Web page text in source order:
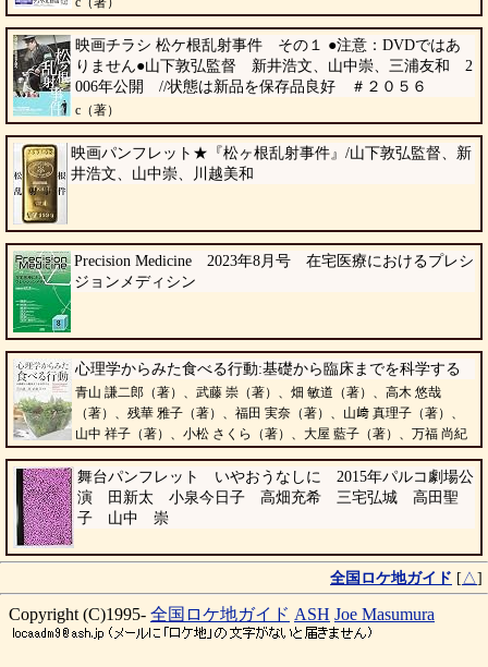
映画チラシ 松ケ根乱射事件 その１ ●注意：DVDではあ
りません●山下敦弘監督 新井浩文、山中崇、三浦友和 2
006年公開 //状態は新品を保存品良好 ＃２０５６
c（著）
映画パンフレット★『松ヶ根乱射事件』/山下敦弘監督、新
井浩文、山中崇、川越美和
Precision Medicine 2023年8月号 在宅医療におけるプレシ
ジョンメディシン
心理学からみた食べる行動:基礎から臨床までを科学する
青山 謙二郎（著）、武藤 崇（著）、畑 敏道（著）、高木 悠哉
（著）、残華 雅子（著）、福田 実奈（著）、山﨑 真理子（著）、
山中 祥子（著）、小松 さくら（著）、大屋 藍子（著）、万福 尚紀
舞台パンフレット いやおうなしに 2015年パルコ劇場公
演 田新太 小泉今日子 高畑充希 三宅弘城 高田聖
子 山中 崇
全国ロケ地ガイド [△]
Copyright (C)1995- 全国ロケ地ガイド ASH Joe Masumura